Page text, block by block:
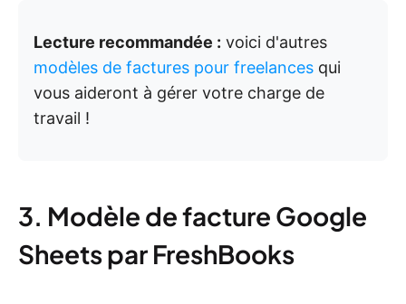
Lecture recommandée : voici d'autres
modèles de factures pour freelances qui
vous aideront à gérer votre charge de
travail !
3. Modèle de facture Google
Sheets par FreshBooks